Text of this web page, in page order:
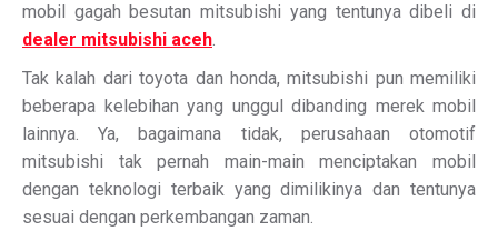
mobil gagah besutan mitsubishi yang tentunya dibeli di
dealer mitsubishi aceh.
Tak kalah dari toyota dan honda, mitsubishi pun memiliki
beberapa kelebihan yang unggul dibanding merek mobil
lainnya. Ya, bagaimana tidak, perusahaan otomotif
mitsubishi tak pernah main-main menciptakan mobil
dengan teknologi terbaik yang dimilikinya dan tentunya
sesuai dengan perkembangan zaman.